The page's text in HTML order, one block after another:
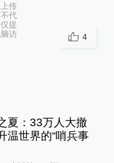
传
代
提
访
4
夏：33万人大撤
温世界的“哨兵事